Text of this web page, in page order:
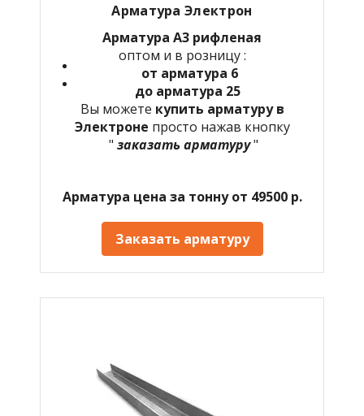
Арматура Электрон
Арматура А3 рифленая
оптом и в розницу :
от арматура 6
до арматура 25
Вы можете купить арматуру в
Электроне просто нажав кнопку
" заказать арматуру"
Арматура цена за тонну от 49500 р.
Заказать арматуру